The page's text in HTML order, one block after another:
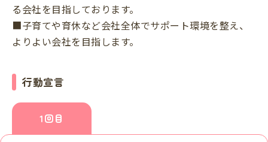
る会社を目指しております。
■子育てや育休など会社全体でサポート環境を整え、
よりよい会社を目指します。
行動宣言
1回目